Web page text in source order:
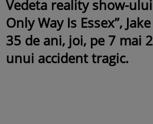
Vedeta reality show-
Only Way Is Essex”,
35 de ani, joi, pe 7 mai
unui accident tragic.